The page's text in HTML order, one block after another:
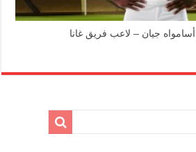
جيان – لاعب فريق غانا